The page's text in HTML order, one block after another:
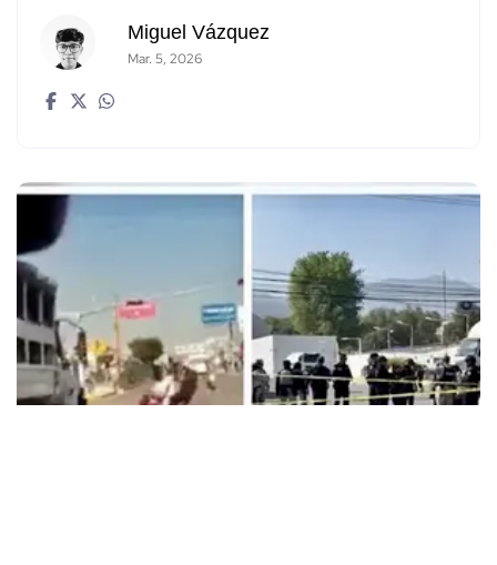
Miguel Vázquez
Mar. 5, 2026